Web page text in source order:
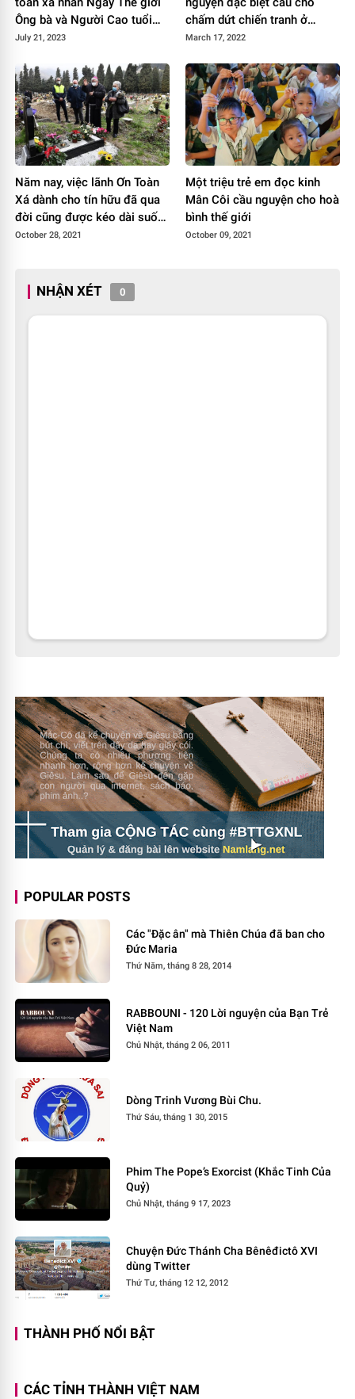
Ông bà và Người Cao tuổi
lần thứ ba
July 21, 2023
chấm dứt chiến tranh ở
Ucraina
March 17, 2022
Năm nay, việc lãnh Ơn Toàn
Xá dành cho tín hữu đã qua
đời cũng được kéo dài suốt
tháng 11
October 28, 2021
Một triệu trẻ em đọc kinh
Mân Côi cầu nguyện cho hoà
bình thế giới
October 09, 2021
NHẬN XÉT 0
POPULAR POSTS
Các "Đặc ân" mà Thiên Chúa đã ban cho
Đức Maria
Thứ Năm, tháng 8 28, 2014
RABBOUNI - 120 Lời nguyện của Bạn Trẻ
Việt Nam
Chủ Nhật, tháng 2 06, 2011
Dòng Trinh Vương Bùi Chu.
Thứ Sáu, tháng 1 30, 2015
Phim The Pope’s Exorcist (Khắc Tinh Của
Quỷ)
Chủ Nhật, tháng 9 17, 2023
Chuyện Đức Thánh Cha Bênêđictô XVI
dùng Twitter
Thứ Tư, tháng 12 12, 2012
THÀNH PHỐ NỔI BẬT
CÁC TỈNH THÀNH VIỆT NAM